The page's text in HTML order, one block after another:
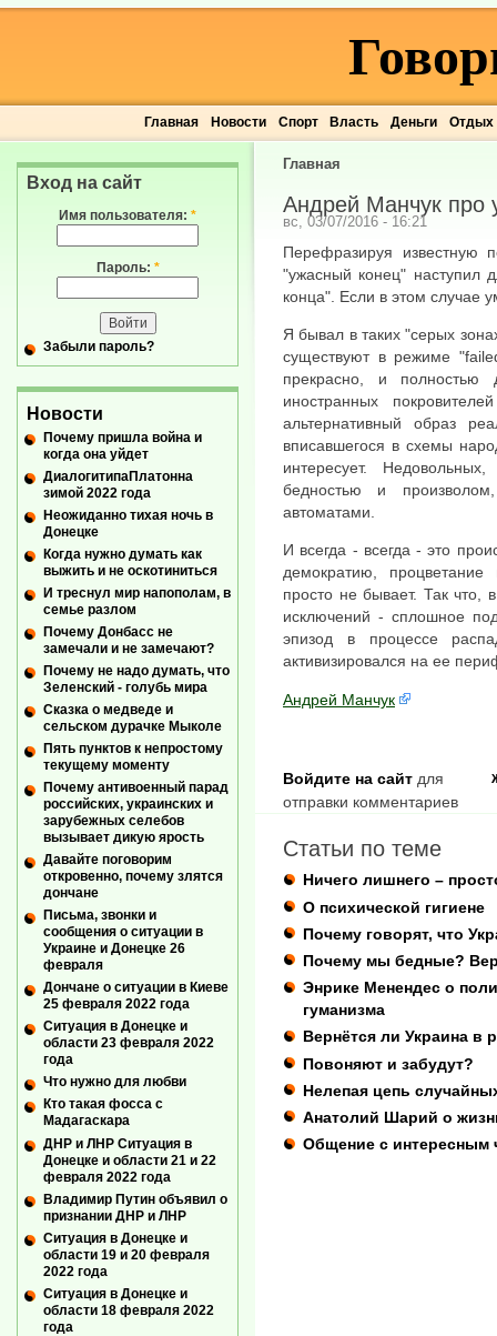
Главная Новости Спорт Власть Деньги Отдых
Главная
Андрей Манчук про
вс, 03/07/2016 - 16:21
Перефразируя известную
"ужасный конец" наступил
конца". Если в этом случае
Я бывал в таких "серых
существуют в режиме
прекрасно, и полностью
иностранных
альтернативный образ
вписавшегося в схемы
интересует.
бедностью и
автоматами.
И всегда - всегда - это
демократию,
просто не бывает. Так что,
исключений - сплошное
эпизод в процессе
активизировался на ее
Андрей Манчук
Войдите на сайт для
отправки комментариев
Статьи по теме
Ничего лишнего –
О психической гигиене
Почему говорят, что
Почему мы бедные?
Энрике Менендес о
гуманизма
Вернётся ли Украина в
Повоняют и забудут?
Нелепая цепь
Анатолий Шарий о
Общение с интересным
Вход на сайт
Имя пользователя: *
Пароль: *
Забыли пароль?
Новости
Почему пришла война и
когда она уйдет
ДиалогитипаПлатонна
зимой 2022 года
Неожиданно тихая ночь в
Донецке
Когда нужно думать как
выжить и не оскотиниться
И треснул мир напополам, в
семье разлом
Почему Донбасс не
замечали и не замечают?
Почему не надо думать, что
Зеленский - голубь мира
Сказка о медведе и
сельском дурачке Мыколе
Пять пунктов к непростому
текущему моменту
Почему антивоенный парад
российских, украинских и
зарубежных селебов
вызывает дикую ярость
Давайте поговорим
откровенно, почему злятся
дончане
Письма, звонки и
сообщения о ситуации в
Украине и Донецке 26
февраля
Дончане о ситуации в Киеве
25 февраля 2022 года
Ситуация в Донецке и
области 23 февраля 2022
года
Что нужно для любви
Кто такая фосса с
Мадагаскара
ДНР и ЛНР Ситуация в
Донецке и области 21 и 22
февраля 2022 года
Владимир Путин объявил о
признании ДНР и ЛНР
Ситуация в Донецке и
области 19 и 20 февраля
2022 года
Ситуация в Донецке и
области 18 февраля 2022
года